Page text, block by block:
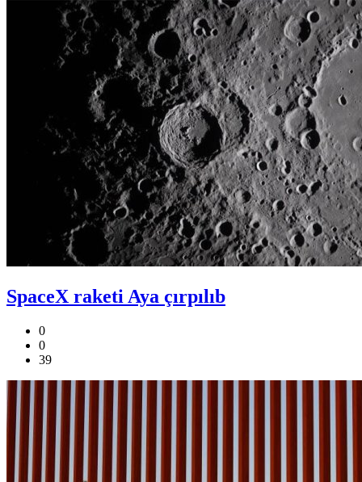
SpaceX raketi Aya çırpılıb
0
0
39